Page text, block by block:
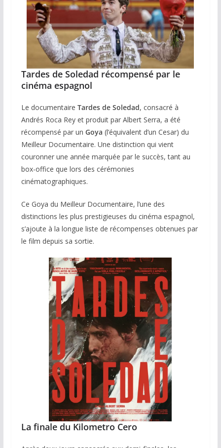
Tardes de Soledad récompensé par le
cinéma espagnol
Le documentaire Tardes de Soledad, consacré à
Andrés Roca Rey et produit par Albert Serra, a été
récompensé par un Goya (l’équivalent d’un Cesar) du
Meilleur Documentaire. Une distinction qui vient
couronner une année marquée par le succès, tant au
box-office que lors des cérémonies
cinématographiques.
Ce Goya du Meilleur Documentaire, l’une des
distinctions les plus prestigieuses du cinéma espagnol,
s’ajoute à la longue liste de récompenses obtenues par
le film depuis sa sortie.
La finale du Kilometro Cero